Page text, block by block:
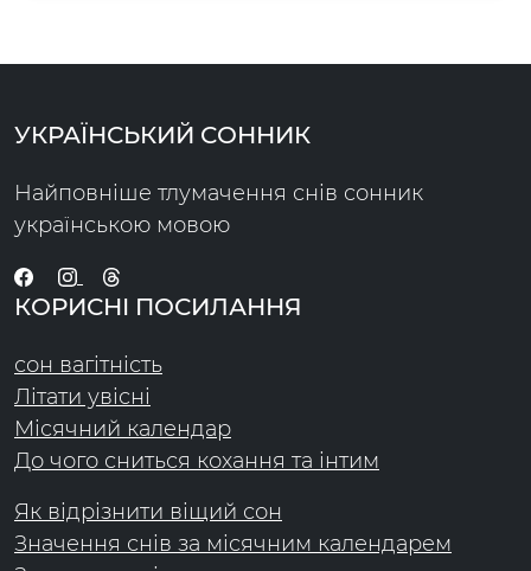
УКРАЇНСЬКИЙ СОННИК
Найповніше тлумачення снів сонник
українською мовою
КОРИСНІ ПОСИЛАННЯ
сон вагітність
Літати увісні
Місячний календар
До чого сниться кохання та інтим
Як відрізнити віщий сон
Значення снів за місячним календарем